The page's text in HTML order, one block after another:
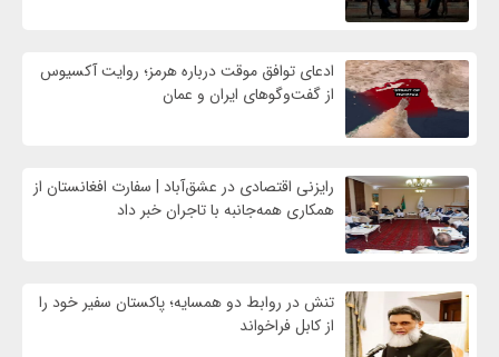
ادعای توافق موقت درباره هرمز؛ روایت آکسیوس
از گفت‌وگوهای ایران و عمان
رایزنی اقتصادی در عشق‌آباد | سفارت افغانستان از
همکاری همه‌جانبه با تاجران خبر داد
تنش در روابط دو همسایه؛ پاکستان سفیر خود را
از کابل فراخواند